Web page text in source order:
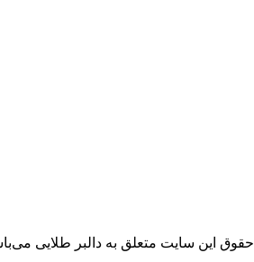
اين سايت متعلق به دالبر طلایی